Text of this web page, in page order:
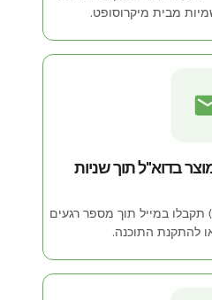
בדוא"ל תוך שניות
במייל תוך מספר רגעים
להתקנת התוכנה.